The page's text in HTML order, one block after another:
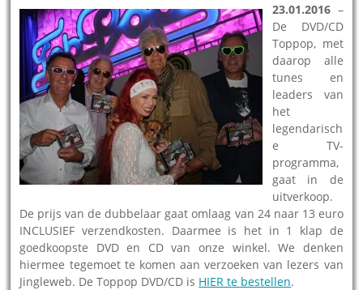
23.01.2016 –
De DVD/CD
Toppop, met
daarop alle
tunes en
leaders van
het
legendarisch
e TV-
programma,
gaat in de
uitverkoop.
De prijs van de dubbelaar gaat omlaag van 24 naar 13 euro
INCLUSIEF verzendkosten. Daarmee is het in 1 klap de
goedkoopste DVD en CD van onze winkel. We denken
hiermee tegemoet te komen aan verzoeken van lezers van
Jingleweb. De Toppop DVD/CD is HIER te bestellen.